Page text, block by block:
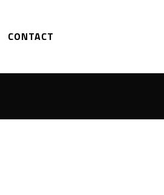
CONTACT